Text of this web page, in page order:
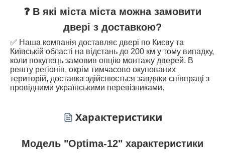
❓ В які міста міста можна замовити
двері з доставкою?
✅ Наша компанія доставляє двері по Києву та
Київській області на відстань до 200 км у тому випадку,
коли покупець замовив опцію монтажу дверей. В
решту регіонів, окрім тимчасово окупованих
територій, доставка здійснюється завдяки співпраці з
провідними українськими перевізниками.
Характеристики
Модель "Optima-12" характеристики